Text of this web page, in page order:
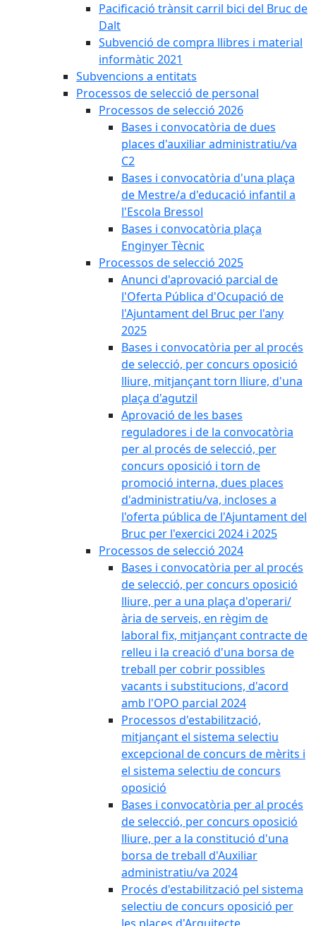
Pacificació trànsit carril bici del Bruc de
Dalt
Subvenció de compra llibres i material
informàtic 2021
Subvencions a entitats
Processos de selecció de personal
Processos de selecció 2026
Bases i convocatòria de dues
places d'auxiliar administratiu/va
C2
Bases i convocatòria d'una plaça
de Mestre/a d'educació infantil a
l'Escola Bressol
Bases i convocatòria plaça
Enginyer Tècnic
Processos de selecció 2025
Anunci d'aprovació parcial de
l'Oferta Pública d'Ocupació de
l'Ajuntament del Bruc per l'any
2025
Bases i convocatòria per al procés
de selecció, per concurs oposició
lliure, mitjançant torn lliure, d'una
plaça d'agutzil
Aprovació de les bases
reguladores i de la convocatòria
per al procés de selecció, per
concurs oposició i torn de
promoció interna, dues places
d'administratiu/va, incloses a
l'oferta pública de l'Ajuntament del
Bruc per l'exercici 2024 i 2025
Processos de selecció 2024
Bases i convocatòria per al procés
de selecció, per concurs oposició
lliure, per a una plaça d'operari/
ària de serveis, en règim de
laboral fix, mitjançant contracte de
relleu i la creació d'una borsa de
treball per cobrir possibles
vacants i substitucions, d'acord
amb l'OPO parcial 2024
Processos d'estabilització,
mitjançant el sistema selectiu
excepcional de concurs de mèrits i
el sistema selectiu de concurs
oposició
Bases i convocatòria per al procés
de selecció, per concurs oposició
lliure, per a la constitució d'una
borsa de treball d'Auxiliar
administratiu/va 2024
Procés d'estabilització pel sistema
selectiu de concurs oposició per